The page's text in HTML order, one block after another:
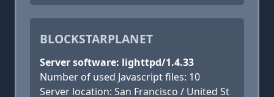
BLOCKSTARPLANET
Server software: lighttpd/1.4.33
Number of used Javascript files: 10
Server location: San Francisco / United St